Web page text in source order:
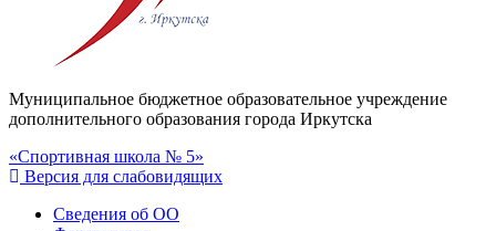
Муниципальное бюджетное образовательное учреждение
дополнительного образования города Иркутска
«Спортивная школа № 5»
Версия для слабовидящих
Сведения об ОО